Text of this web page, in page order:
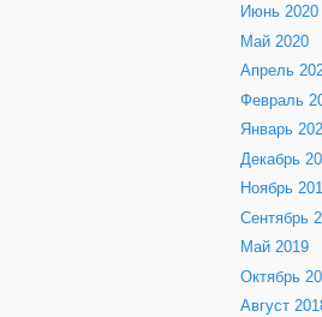
Июнь 2020
Май 2020
Апрель
Февраль
Январь
Декабрь
Ноябрь
Сентябрь
Май 2019
Октябрь
Август